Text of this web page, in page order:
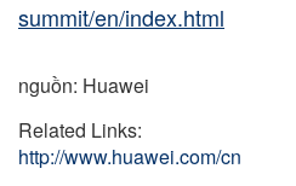
summit/en/index.html
nguồn: Huawei
Related Links:
http://www.huawei.com/cn